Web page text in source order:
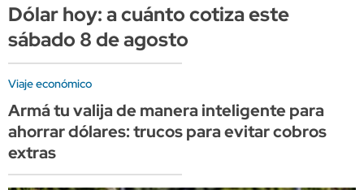
Dólar hoy: a cuánto cotiza este
sábado 8 de agosto
Viaje económico
Armá tu valija de manera inteligente para
ahorrar dólares: trucos para evitar cobros
extras